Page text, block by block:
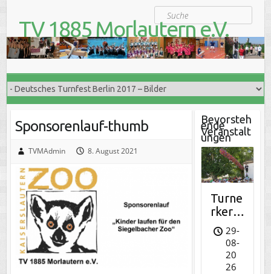
Suche
TV 1885 Morlautern e.V.
Der Turnverein für Jung und Alt
Sponsorenlauf-thumb
TVMAdmin 8. August 2021
Bevorsteh
ende
Veranstalt
ungen
Turne
rkerw
e
29-
08-
20
26